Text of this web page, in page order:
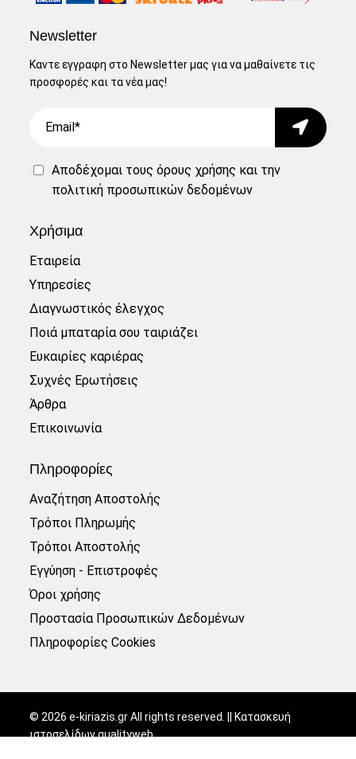
Newsletter
Καντε εγγραφη στο Newsletter μας για να μαθαίνετε τις
προσφορές και τα νέα μας!
Submit
Αποδέχομαι τουςόρους χρήσης και την
πολιτική προσωπικών δεδομένων
Χρήσιμα
Εταιρεία
Υπηρεσίες
Διαγνωστικός έλεγχος
Ποιά μπαταρία σου ταιριάζει
Ευκαιρίες καριέρας
Συχνές Ερωτήσεις
Άρθρα
Επικοινωνία
Πληροφορίες
Αναζήτηση Αποστολής
Τρόποι Πληρωμής
Τρόποι Αποστολής
Εγγύηση - Επιστροφές
Όροι χρήσης
Προστασία Προσωπικών Δεδομένων
Πληροφορίες Cookies
© 2026 e-kiriazis.gr All rights reserved. || Κατασκευή
ιστοσελίδωνqualityweb.